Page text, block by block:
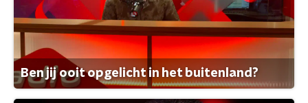
Ben jij ooit opgelicht in het buitenland?